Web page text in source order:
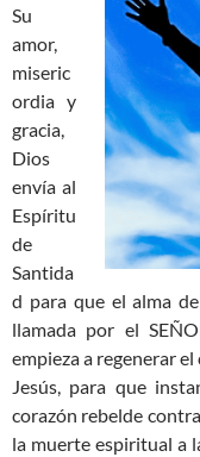
Su
amor,
miseric
ordia y
gracia,
Dios
envía al
Espíritu
de
Santida
d para que el alma
llamada por el
empieza a regenerar
Jesús, para que
corazón rebelde
la muerte espiritual a